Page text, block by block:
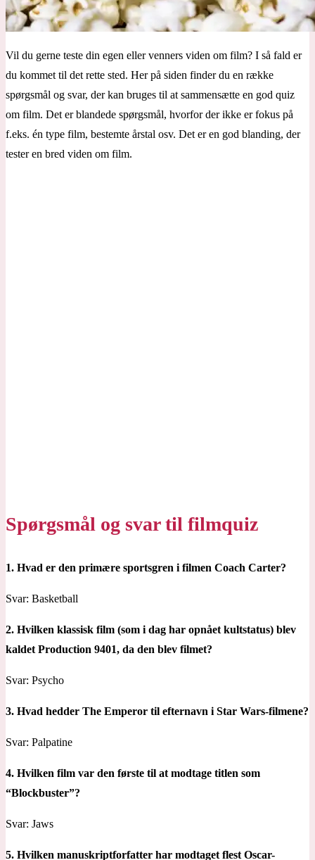
Vil du gerne teste din egen eller venners viden om film? I så fald er
du kommet til det rette sted. Her på siden finder du en række
spørgsmål og svar, der kan bruges til at sammensætte en god quiz
om film. Det er blandede spørgsmål, hvorfor der ikke er fokus på
f.eks. én type film, bestemte årstal osv. Det er en god blanding, der
tester en bred viden om film.
Spørgsmål og svar til filmquiz
1. Hvad er den primære sportsgren i filmen Coach Carter?
Svar: Basketball
2. Hvilken klassisk film (som i dag har opnået kultstatus) blev
kaldet Production 9401, da den blev filmet?
Svar: Psycho
3. Hvad hedder The Emperor til efternavn i Star Wars-filmene?
Svar: Palpatine
4. Hvilken film var den første til at modtage titlen som
“Blockbuster”?
Svar: Jaws
5. Hvilken manuskriptforfatter har modtaget flest Oscar-